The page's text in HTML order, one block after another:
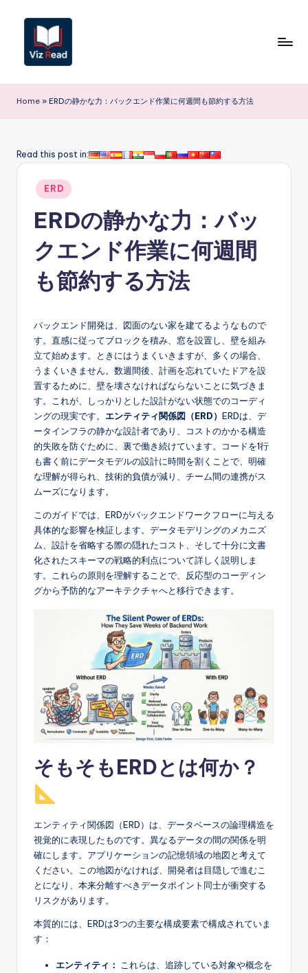
content
iz
R
a
A
o
w
si
Home » ERDの静かな力：バックエンド作業に何週間も節約する方法
Read this post in:
Posted
in
ERD
ERDの静かな力：バッ
クエンド作業に何週間
も節約する方法
バックエンド開発は、図面のない家を建てるようなもので
す。直感に従ってブロックを積み、窓を設置し、壁を組み
立て始めます。ときにはうまくいきますが、多くの場合、
うまくいきません。数週間後、計画を忘れていたドアを設
置するために、壁を壊さなければならないことに気づきま
す。これが、しっかりとした設計がない状態でのコーディ
ングの現実です。 エンティティ関係図（ERD） ERDは、デ
ータインフラの静かな設計者であり、コストのかかる構造
的失敗を防ぐために、裏で働き続けています。コードを1行
も書く前にデータモデルの設計に時間を割くことで、明確
な理解が得られ、技術的負債が減り、チーム間の連携がス
ムーズになります。
このガイドでは、ERDがバックエンドワークフローに与える
具体的な影響を検証します。データモデリングのメカニズ
ム、設計を省略する際の隠れたコスト、そして十分に文書
化されたスキーマの戦略的利点について詳しく説明しま
す。これらの原則を理解することで、反応型のコーディン
グから予防的なアーキテクチャへと移行できます。
そもそもERDとは何か？
エンティティ関係図（ERD）は、データベースの論理構造を
視覚的に表現したものです。異なるデータの間の関係を明
確にします。アプリケーションの記憶領域の地図と考えて
ください。この地図がなければ、開発者は目隠しで進むこ
とになり、本来分離すべきデータポイント同士が衝突する
リスクがあります。
本質的には、ERDは3つの主要な構成要素で構成されていま
す：
エンティティ：
これらは、追跡している対象や概念を